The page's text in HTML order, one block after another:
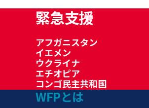
緊急支援
アフガニスタン
イエメン
ウクライナ
エチオピア
コンゴ民主共和国
WFPとは